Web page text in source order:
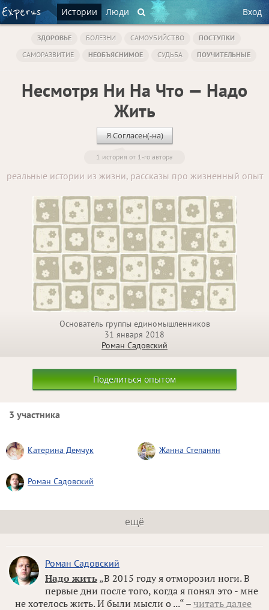
Истории Люди Вход
ЗДОРОВЬЕ БОЛЕЗНИ САМОУБИЙСТВО
ПОСТУПКИ
САМОРАЗВИТИЕ
НЕОБЪЯСНИМОЕ СУДЬБА ПОУЧИТЕЛЬНЫЕ
Несмотря Ни На Что — Надо
Жить
Я Согласен(-на)
1 история от 1-го автора
реальные истории из жизни, рассказы про жизненный опыт
Основатель группы единомышленников
31 января 2018
Роман Садовский
Поделиться опытом
3 участника
Катерина Демчук Жанна Степанян
Роман Садовский
ещё
Роман Садовский
Надо жить „В 2015 году я отморозил ноги. В
первые дни после того, когда я понял это - мне
не хотелось жить. И были мысли о ...“ – читать далее